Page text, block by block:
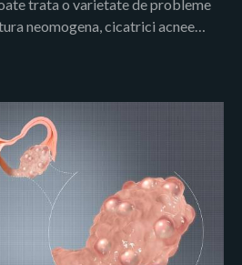
trata o varietate de probleme
neomogena, cicatrici acnee…